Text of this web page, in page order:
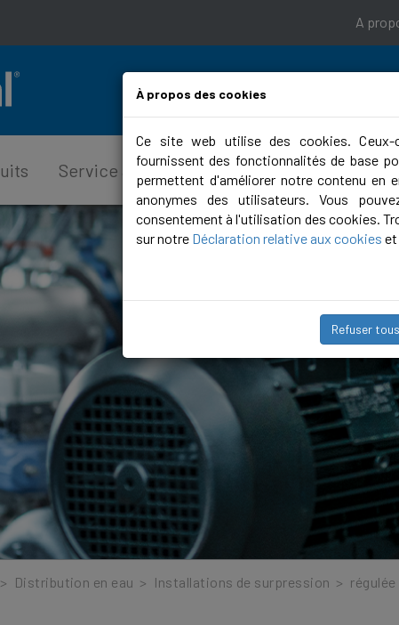
A
Service & Support Outils de planification
> Distribution en eau > Installations de surpression > régulée
À propos des cookies
Ce site web utilise des cookies.
fournissent des fonctionnalités de base
permettent d'améliorer notre contenu en
anonymes des utilisateurs. Vous
consentement à l'utilisation des cookies.
sur notre Déclaration relative aux cookies et
Refuser